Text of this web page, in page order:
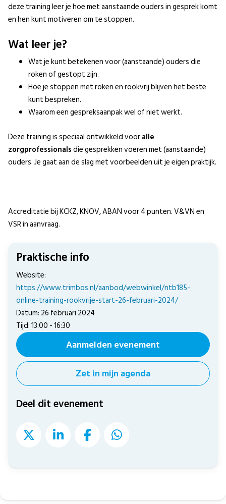
deze training leer je hoe met aanstaande ouders in gesprek komt
en hen kunt motiveren om te stoppen.
Wat leer je?
Wat je kunt betekenen voor (aanstaande) ouders die
roken of gestopt zijn.
Hoe je stoppen met roken en rookvrij blijven het beste
kunt bespreken.
Waarom een gespreksaanpak wel of niet werkt.
Deze training is speciaal ontwikkeld vooralle
zorgprofessionalsdie gesprekken voeren met (aanstaande)
ouders. Je gaat aan de slag met voorbeelden uit je eigen praktijk.
Accreditatie bij KCKZ, KNOV, ABAN voor 4 punten. V&VN en
VSR in aanvraag.
Praktische info
Website:
https://www.trimbos.nl/aanbod/webwinkel/ntb185-
online-training-rookvrije-start-26-februari-2024/
Datum: 26 februari 2024
Tijd: 13:00 - 16:30
Aanmelden evenement
Zet in mijn agenda
Deel dit evenement